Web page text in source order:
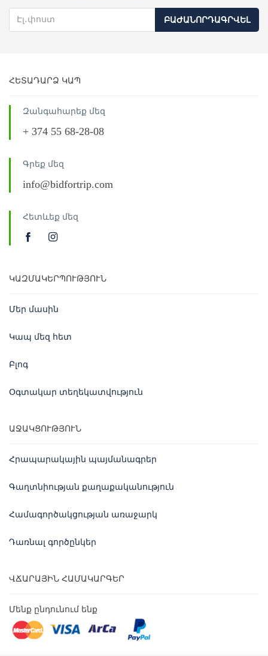
ԲԱԺԱՆՈՐԴԱԳՐՎԵԼ
ՀԵՏԱԴԱՐՁ ԿԱՊ
Զանգահարեք մեզ
+ 374 55 68-28-08
Գրեք մեզ
info@bidfortrip.com
Հետևեք մեզ
ԿԱԶՄԱԿԵՐՊՈՒԹՅՈՒՆ
Մեր մասին
Կապ մեզ հետ
Բլոգ
Օգտակար տեղեկատվություն
ԱՋԱԿՑՈՒԹՅՈՒՆ
Հրապարակային պայմանագրեր
Գաղտնիության քաղաքականություն
Համագործակցության առաջարկ
Դառնալ գործընկեր
ՎՃԱՐԱՅԻՆ ՀԱՄԱԿԱՐԳԵՐ
Մենք ընդունում ենք